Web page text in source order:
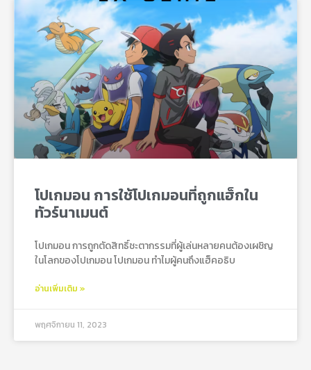
โปเกมอน การใช้โปเกมอนที่ถูกแฮ็กใน
ทัวร์นาเมนต์
โปเกมอน การถูกตัดสิทธิ์ชะตากรรมที่ผู้เล่นหลายคนต้องเผชิญ
ในโลกของโปเกมอน โปเกมอน ทำไมผู้คนถึงแฮ็คอธิบ
อ่านเพิ่มเติม »
พฤศจิกายน 11, 2023